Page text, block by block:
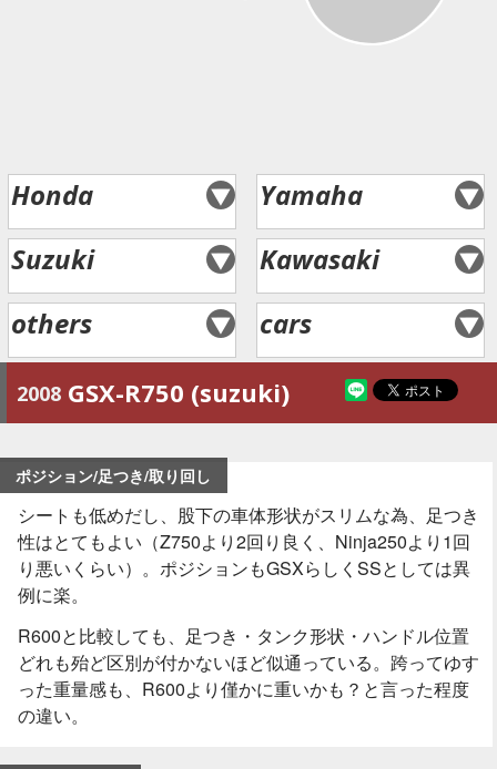
Honda
Yamaha
Suzuki
Kawasaki
others
cars
2008 GSX-R750 (suzuki)
ポジション/足つき/取り回し
シートも低めだし、股下の車体形状がスリムな為、足つき
性はとてもよい（Z750より2回り良く、Ninja250より1回
り悪いくらい）。ポジションもGSXらしくSSとしては異
例に楽。
R600と比較しても、足つき・タンク形状・ハンドル位置
どれも殆ど区別が付かないほど似通っている。跨ってゆす
った重量感も、R600より僅かに重いかも？と言った程度
の違い。